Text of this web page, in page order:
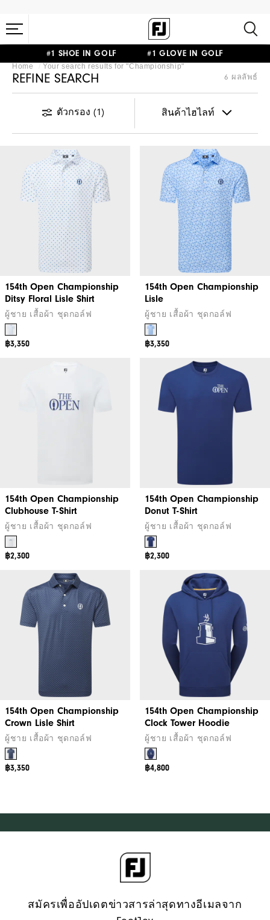
#1 SHOE IN GOLF #1 GLOVE IN GOLF
Home Your search results for "Championship"
REFINE SEARCH 6 ผลลัพธ์
ตัวกรอง (1)
154th Open Championship
Ditsy Floral Lisle Shirt
ผู้ชาย เสื้อผ้า ชุดกอล์ฟ
฿3,350
154th Open Championship
Lisle
ผู้ชาย เสื้อผ้า ชุดกอล์ฟ
฿3,350
154th Open Championship
Clubhouse T-Shirt
ผู้ชาย เสื้อผ้า ชุดกอล์ฟ
฿2,300
154th Open Championship
Donut T-Shirt
ผู้ชาย เสื้อผ้า ชุดกอล์ฟ
฿2,300
154th Open Championship
Crown Lisle Shirt
ผู้ชาย เสื้อผ้า ชุดกอล์ฟ
฿3,350
154th Open Championship
Clock Tower Hoodie
ผู้ชาย เสื้อผ้า ชุดกอล์ฟ
฿4,800
สมัครเพื่ออัปเดตข่าวสารล่าสุดทางอีเมลจาก